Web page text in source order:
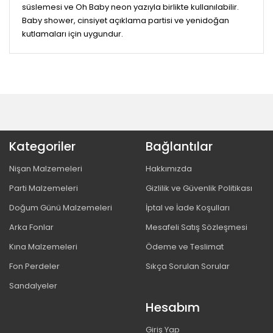
süslemesi ve Oh Baby neon yazıyla birlikte kullanılabilir.
Baby shower, cinsiyet açıklama partisi ve yenidoğan
kutlamaları için uygundur.
Kategoriler
Nişan Malzemeleri
Parti Malzemeleri
Doğum Günü Malzemeleri
Arka Fonlar
Kına Malzemeleri
Fon Perdeler
Sandalyeler
Bağlantılar
Hakkımızda
Gizlilik ve Güvenlik Politikası
İptal ve İade Koşulları
Mesafeli Satış Sözleşmesi
Ödeme ve Teslimat
Sıkça Sorulan Sorular
Hesabım
Giriş Yap